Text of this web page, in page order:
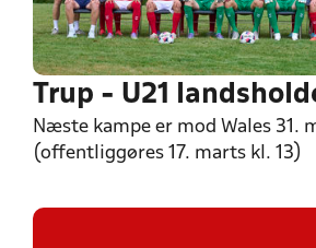
Trup - U21
Næste kampe er mod Wales 31.
(offentliggøres 17. marts kl. 13)